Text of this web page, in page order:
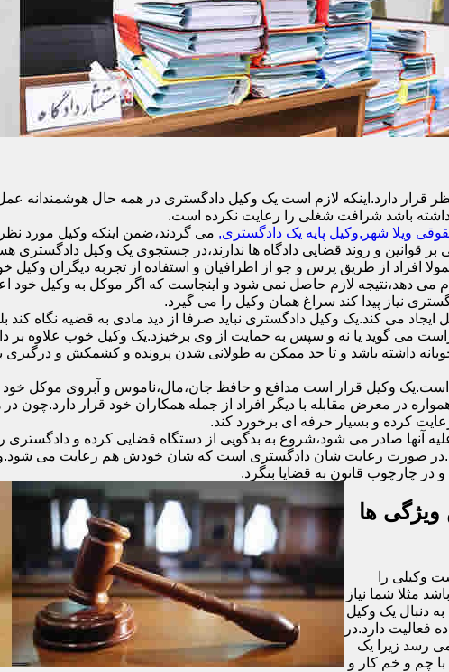
دارد.اینکه لازم است یک وکیل دادگستری در همه حال هوشمندانه
باشد شرافت شغلی را رعایت نکرده است.
ویلا شهر,وکیل پایه یک دادگستری, می گردند،ضمن اینکه وکیل مورد
قوانین و روند قضایی دادگاه ها ندارند،در جستجوی یک وکیل دادگستری
افراد از طریق پرس و جو از اطرافیان و استفاده از تجربه دیگران وکیل
دهد،نتیجه لازم حاصل نمی شود و اینجاست که اگر موکل به وکیل خود
نیاز پیدا کند سراغ همان وکیل را می گیرد.
می کند.یک وکیل دادگستری نباید صرفا از دید مادی به قضیه نگاه کند
راست می گوید یا نه و سپس به حمایت از وی برخیزد.یک وکیل خوب علاوه
داشته باشد و تا حد ممکن به طولانی شدن پرونده و کشمکش و درگیری
وکیل قرار است مدافع و حافظ جان،مال،ناموس و آبروی موکل خود
در معرض مقابله با دیگر افراد از جمله همکاران خود قرار
کرده و بسیار حرفه ای برخورد کند.
آنها صادر می شود،شروع به بدگویی از دستگاه قضایی کرده و دادگستری
نزند.در صورت رعایت شان دادگستری است که شان خودش هم رعایت می
چارچوب قانون به قضایا بنگرد.
ویژگی ها
وکیلی را
مثلا شما نیاز
دنبال یک وکیل
فعالیت دارد.در
رسد زیرا یک
چم و خم کار و